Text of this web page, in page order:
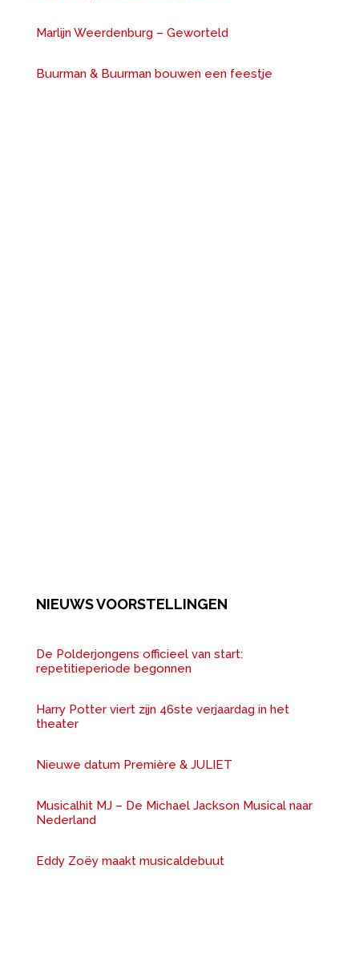
Marlijn Weerdenburg – Geworteld
Buurman & Buurman bouwen een feestje
NIEUWS VOORSTELLINGEN
De Polderjongens officieel van start:
repetitieperiode begonnen
Harry Potter viert zijn 46ste verjaardag in het
theater
Nieuwe datum Première & JULIET
Musicalhit MJ – De Michael Jackson Musical naar
Nederland
Eddy Zoëy maakt musicaldebuut